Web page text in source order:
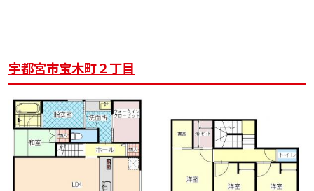
宇都宮市宝木町２丁目